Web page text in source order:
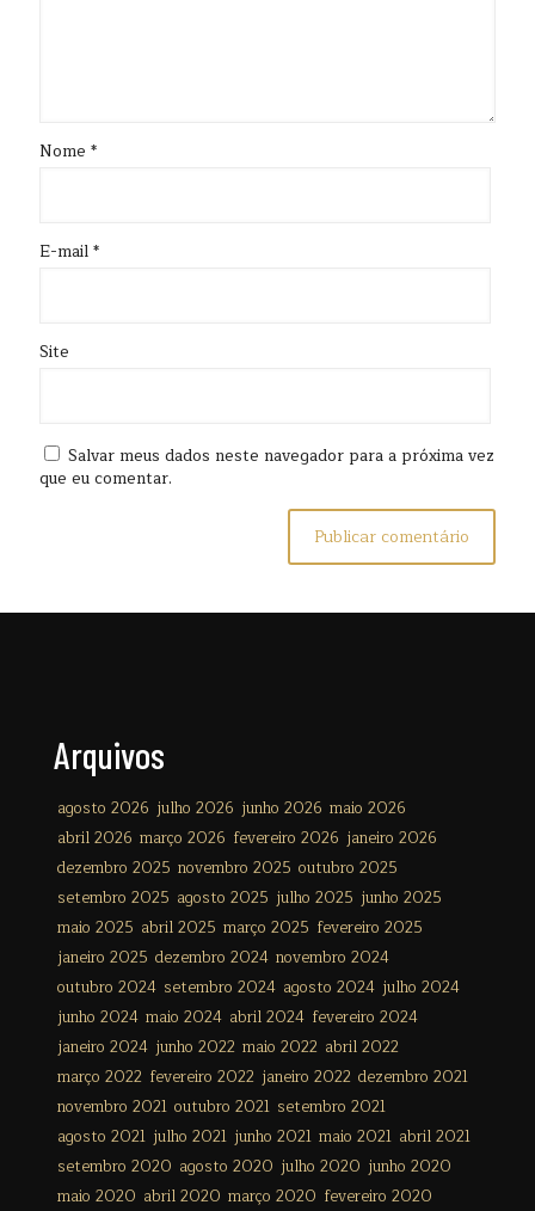
Nome *
E-mail*
Site
Salvar meus dados neste navegador para a próxima vez
que eu comentar.
Arquivos
agosto 2026 julho 2026 junho 2026 maio 2026
abril 2026 março 2026 fevereiro 2026 janeiro 2026
dezembro 2025 novembro 2025 outubro 2025
setembro 2025 agosto 2025 julho 2025 junho 2025
maio 2025 abril 2025 março 2025 fevereiro 2025
janeiro 2025 dezembro 2024 novembro 2024
outubro 2024 setembro 2024 agosto 2024 julho 2024
junho 2024 maio 2024 abril 2024 fevereiro 2024
janeiro 2024 junho 2022 maio 2022 abril 2022
março 2022 fevereiro 2022 janeiro 2022 dezembro 2021
novembro 2021 outubro 2021 setembro 2021
agosto 2021 julho 2021 junho 2021 maio 2021 abril 2021
setembro 2020 agosto 2020 julho 2020 junho 2020
maio 2020 abril 2020 março 2020 fevereiro 2020